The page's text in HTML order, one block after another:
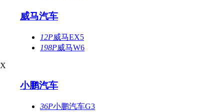
威马汽车
12P威马EX5
198P威马W6
X
小鹏汽车
36P小鹏汽车G3